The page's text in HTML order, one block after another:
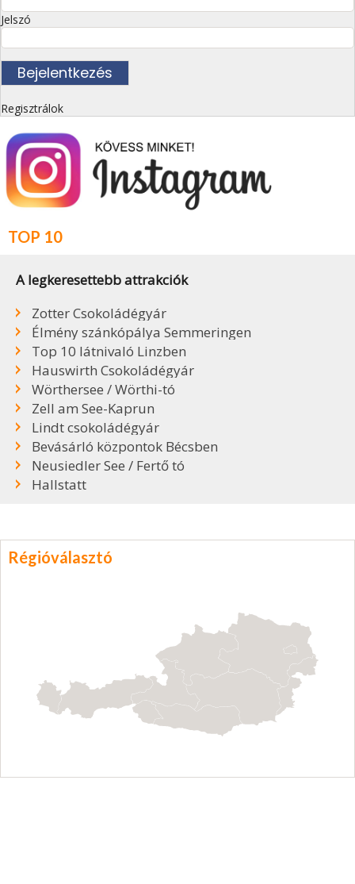
Jelszó
Regisztrálok
TOP 10
A legkeresettebb attrakciók
Zotter Csokoládégyár
Élmény szánkópálya Semmeringen
Top 10 látnivaló Linzben
Hauswirth Csokoládégyár
Wörthersee / Wörthi-tó
Zell am See-Kaprun
Lindt csokoládégyár
Bevásárló központok Bécsben
Neusiedler See / Fertő tó
Hallstatt
Régióválasztó